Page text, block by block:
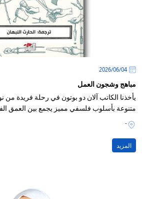
04‏/06‏/2026
مباهج وشجون العمل
يأخذنا الكاتب آلان دو بوتون في رحلة فريدة من
متنوعة بأسلوب فلسفي مميز يجمع بين العمق
-
المزيد